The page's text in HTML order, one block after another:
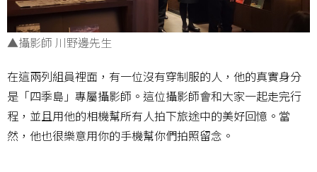
▲攝影師 川野邊先生
在這兩列組員裡面，有一位沒有穿制服的人，他的真實身分
是「四季島」專屬攝影師。這位攝影師會和大家一起走完行
程，並且用他的相機幫所有人拍下旅途中的美好回憶。當
然，他也很樂意用你的手機幫你們拍照留念。